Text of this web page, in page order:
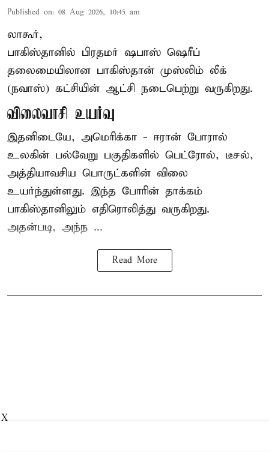
Published on: 08 Aug 2026, 10:45 am
லாகூர்,
பாகிஸ்தானில் பிரதமர் ஷபாஸ் ஷெரீப்
தலைமையிலான பாகிஸ்தான் முஸ்லிம் லீக்
(நவாஸ்) கட்சியின் ஆட்சி நடைபெற்று வருகிறது.
விலைவாசி உயர்வு
இதனிடையே, அமெரிக்கா - ஈரான் போரால்
உலகின் பல்வேறு பகுதிகளில் பெட்ரோல், டீசல்,
அத்தியாவசிய பொருட்களின் விலை
உயர்ந்துள்ளது. இந்த போரின் தாக்கம்
பாகிஸ்தானிலும் எதிரொலித்து வருகிறது.
அதன்படி, அந்ந ...
Read More
X